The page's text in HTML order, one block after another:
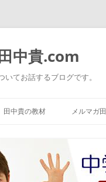
中貴.com
てお話するブログです。
田中貴の教材 メルマガ